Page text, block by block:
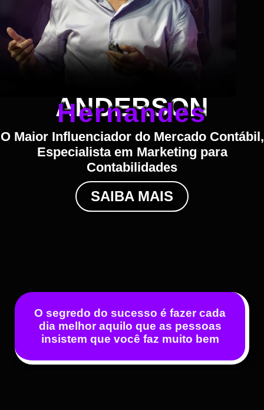
ANDERSON
Hernandes
O Maior Influenciador do Mercado Contábil,
Especialista em Marketing para
Contabilidades
SAIBA MAIS
O segredo do sucesso é fazer cada
dia melhor aquilo que as pessoas
insistem que você faz muito bem